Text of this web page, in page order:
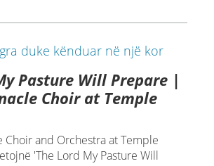
Pasture Will Prepare |
Choir at Temple
Choir and Orchestra at Temple
'The Lord My Pasture Will